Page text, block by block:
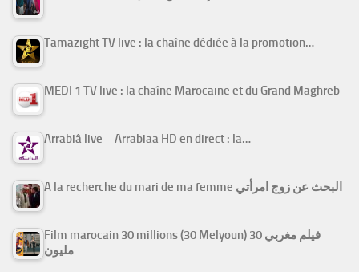
Tamazight TV live : la chaîne dédiée à la promotion…
MEDI 1 TV live : la chaîne Marocaine et du Grand Maghreb
Arrabiâ live – Arrabiaa HD en direct : la…
A la recherche du mari de ma femme البحث عن زوج امرأتي
Film marocain 30 millions (30 Melyoun) فيلم مغربي 30
مليون